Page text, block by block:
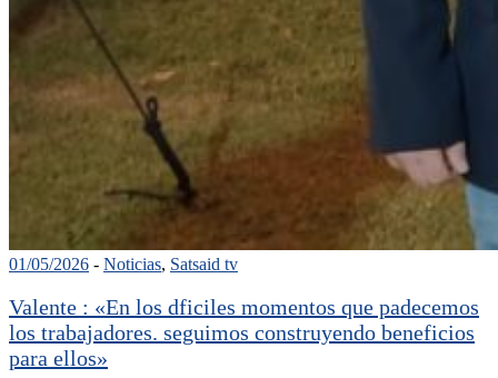
01/05/2026 - Noticias, Satsaid tv
Valente : «En los dficiles momentos que padecemos
los trabajadores. seguimos construyendo beneficios
para ellos»